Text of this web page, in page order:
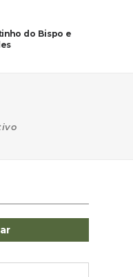
do Bispo e